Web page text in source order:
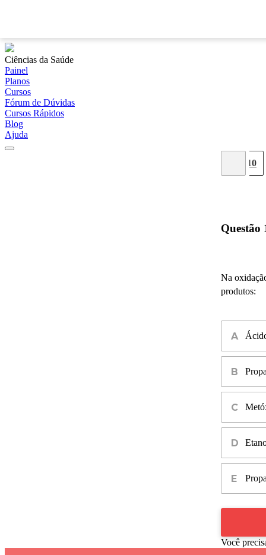
Ciências da Saúde
Painel
Planos
Cursos
Fórum de Dúvidas
Cursos Rápidos
Blog
Ajuda
10
Questão
Na
produtos:
Você